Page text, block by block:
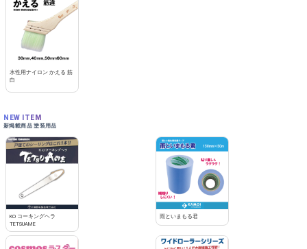
水性用ナイロン かえる 筋
白
NEW ITEM
新掲載商品 塗装用品
KO コーキングヘラ
TETSUAME
雨といまもる君